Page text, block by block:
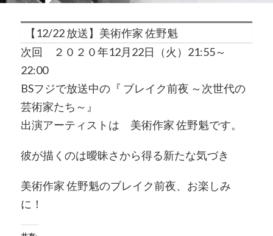
【12/22 放送】美術作家 佐野魁
次回 ２０２０年12月22日（火）21:55～
22:00
BSフジで放送中の『 ブレイク前夜 ～次世代の
芸術家たち～』
出演アーティストは 美術作家 佐野魁です。
彼が描くのは曖昧さから得る新たな気づき
美術作家 佐野魁のブレイク前夜、お楽しみ
に！